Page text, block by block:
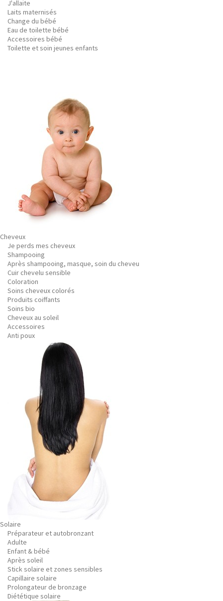
J'allaite
Laits maternisés
Change du bébé
Eau de toilette bébé
Accessoires bébé
Toilette et soin jeunes enfants
Cheveux
Je perds mes cheveux
Shampooing
Après shampooing, masque, soin du cheveu
Cuir chevelu sensible
Coloration
Soins cheveux colorés
Produits coiffants
Soins bio
Cheveux au soleil
Accessoires
Anti poux
Solaire
Préparateur et autobronzant
Adulte
Enfant & bébé
Après soleil
Stick solaire et zones sensibles
Capillaire solaire
Prolongateur de bronzage
Diététique solaire